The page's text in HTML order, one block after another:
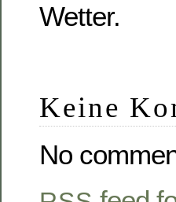
Wetter.
Keine
No